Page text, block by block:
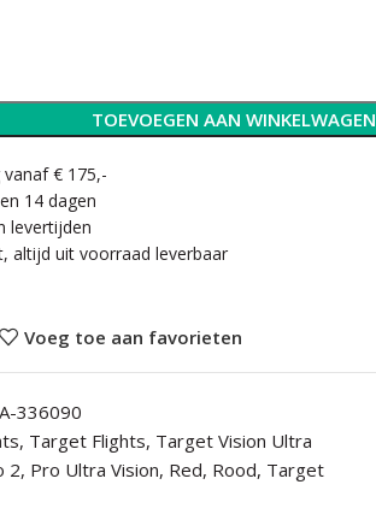
TOEVOEGEN AAN WINKELWAGEN
€ 175,-
14 dagen
levertijden
altijd uit voorraad leverbaar
Voeg toe aan favorieten
336090
, Target Flights, Target Vision Ultra
2, Pro Ultra Vision, Red, Rood, Target